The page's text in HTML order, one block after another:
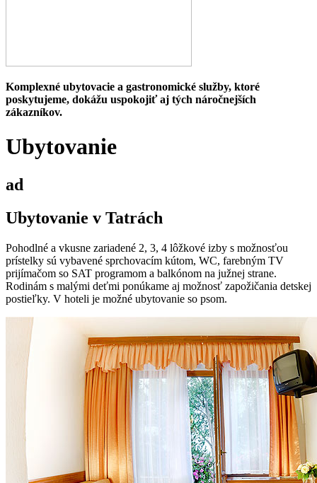
Komplexné ubytovacie a gastronomické služby, ktoré
poskytujeme, dokážu uspokojiť aj tých náročnejších
zákazníkov.
Ubytovanie
ad
Ubytovanie v Tatrách
Pohodlné a vkusne zariadené 2, 3, 4 lôžkové izby s možnosťou
prístelky sú vybavené sprchovacím kútom, WC, farebným TV
prijímačom so SAT programom a balkónom na južnej strane.
Rodinám s malými deťmi ponúkame aj možnosť zapožičania detskej
postieľky. V hoteli je možné ubytovanie so psom.